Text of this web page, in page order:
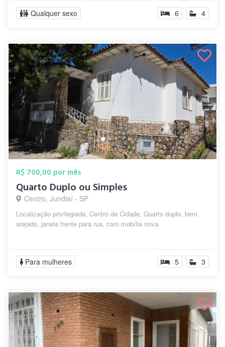
Qualquer sexo 6 4
R$ 700,00 por mês
Quarto Duplo ou Simples
Centro, Jundiaí - SP
Localização privilegiada, Centro da Cidade, Quarto duplo, bem
arejado, janela frente para rua, com mobília nova.
Para mulheres 5 3